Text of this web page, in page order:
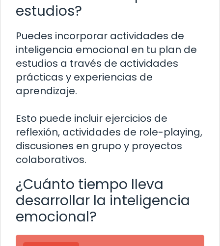
estudios?
Puedes incorporar actividades de
inteligencia emocional en tu plan de
estudios a través de actividades
prácticas y experiencias de
aprendizaje.
Esto puede incluir ejercicios de
reflexión, actividades de role-playing,
discusiones en grupo y proyectos
colaborativos.
¿Cuánto tiempo lleva
desarrollar la inteligencia
emocional?